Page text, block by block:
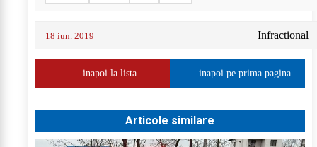
18 iun. 2019 Infractional
inapoi la lista inapoi pe prima pagina
Articole similare